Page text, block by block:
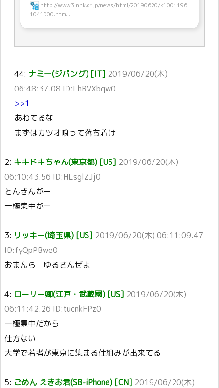
http://www3.nhk.or.jp/news/html/20190620/k1001196
1041000.htm...
44: ナミー(ジパング) [IT] 2019/06/20(木)
06:48:37.08 ID:LhRVXbqw0
>>1
あわてるな
まずはカツオ喰って落ち着け
2: キキドキちゃん(東京都) [US] 2019/06/20(木)
06:10:43.56 ID:HLsglZJj0
とんきんがー
一極集中がー
3: リッキー(埼玉県) [US] 2019/06/20(木) 06:11:09.47
ID:fyQpPBwe0
おまんら ゆるさんぜよ
4: ローリー卿(江戸・武蔵國) [US] 2019/06/20(木)
06:11:42.26 ID:tucnkFPz0
一極集中だから
仕方ない
大学で若者が東京に集まる仕組みが出来てる
5: ごめん えきお君(SB-iPhone) [CN] 2019/06/20(木)